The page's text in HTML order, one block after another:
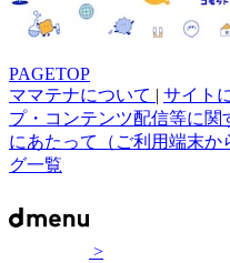
PAGETOP
ママテナについて | サイト
プ・コンテンツ配信等に関
にあたって（ご利用端末か
グ一覧
>